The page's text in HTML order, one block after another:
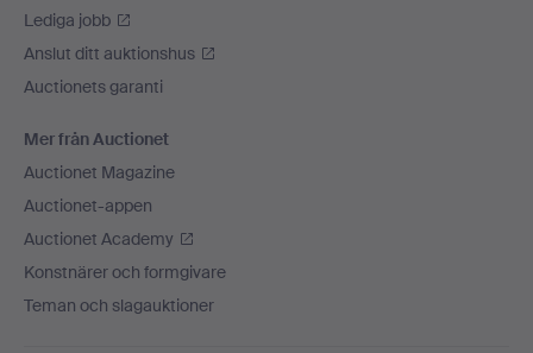
Lediga jobb
Anslut ditt auktionshus
Auctionets garanti
Mer från Auctionet
Auctionet Magazine
Auctionet-appen
Auctionet Academy
Konstnärer och formgivare
Teman och slagauktioner